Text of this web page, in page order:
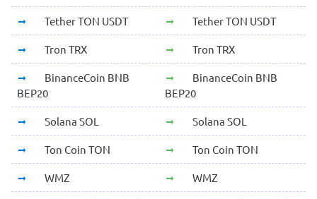
Tether TON USDT Tether TON USDT
Tron TRX Tron TRX
BinanceCoin BNB
BEP20
BinanceCoin BNB
BEP20
Solana SOL Solana SOL
Ton Coin TON Ton Coin TON
WMZ WMZ